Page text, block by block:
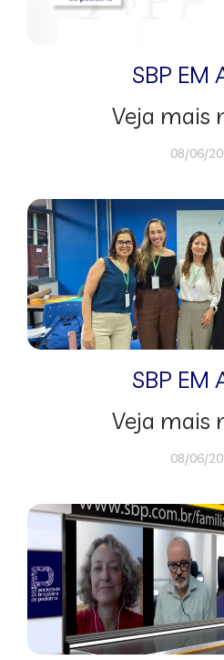
SBP EM
Veja mais
08/06/
SBP EM
Veja mais
08/06/